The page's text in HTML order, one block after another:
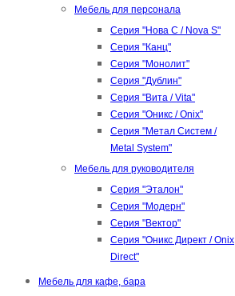
Мебель для персонала
Серия "Нова С / Nova S"
Серия "Канц"
Серия "Монолит"
Серия "Дублин"
Серия "Вита / Vita"
Серия "Оникс / Onix"
Серия "Метал Систем /
Metal System"
Мебель для руководителя
Серия "Эталон"
Серия "Модерн"
Серия "Вектор"
Серия "Оникс Директ / Onix
Direct"
Мебель для кафе, бара